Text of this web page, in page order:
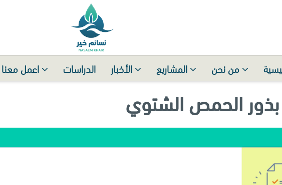
من نحن المشاريع الأخبار الدراسات اعمل معنا
الحمص الشتوي